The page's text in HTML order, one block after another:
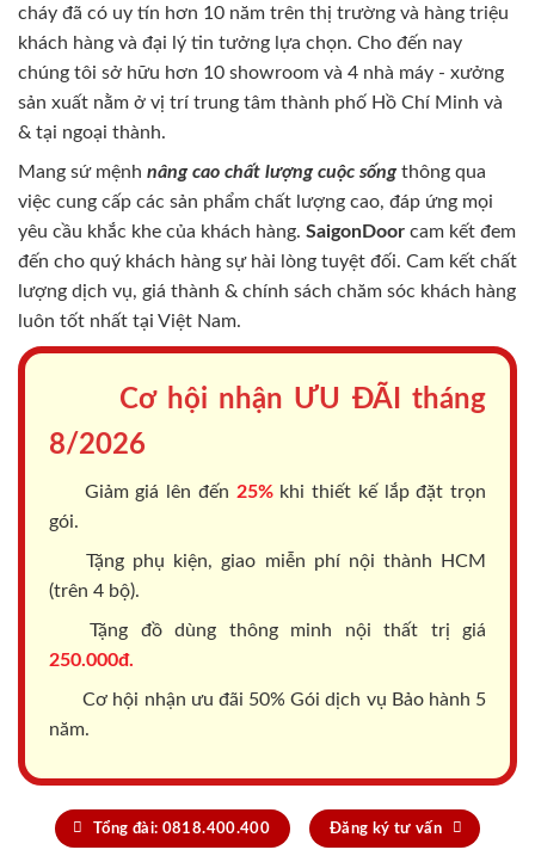
cháy đã có uy tín hơn 10 năm trên thị trường và hàng triệu
khách hàng và đại lý tin tưởng lựa chọn. Cho đến nay
chúng tôi sở hữu hơn 10 showroom và 4 nhà máy - xưởng
sản xuất nằm ở vị trí trung tâm thành phố Hồ Chí Minh và
& tại ngoại thành.
Mang sứ mệnh nâng cao chất lượng cuộc sốngthông qua
việc cung cấp các sản phẩm chất lượng cao, đáp ứng mọi
yêu cầu khắc khe của khách hàng. SaigonDoor cam kết đem
đến cho quý khách hàng sự hài lòng tuyệt đối. Cam kết chất
lượng dịch vụ, giá thành & chính sách chăm sóc khách hàng
luôn tốt nhất tại Việt Nam.
Cơ hội nhận ƯU ĐÃI tháng
8/2026
Giảm giá lên đến 25%khi thiết kế lắp đặt trọn
gói.
Tặng phụ kiện, giao miễn phí nội thành HCM
(trên 4 bộ).
Tặng đồ dùng thông minh nội thất trị giá
250.000đ.
Cơ hội nhận ưu đãi 50% Gói dịch vụ Bảo hành 5
năm.
Tổng đài: 0818.400.400 Đăng ký tư vấn